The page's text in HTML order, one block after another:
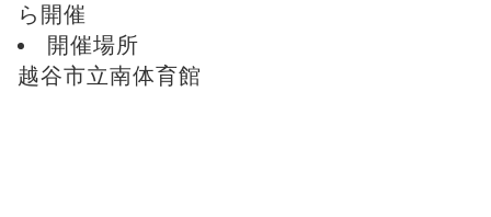
ら開催
開催場所
越谷市立南体育館